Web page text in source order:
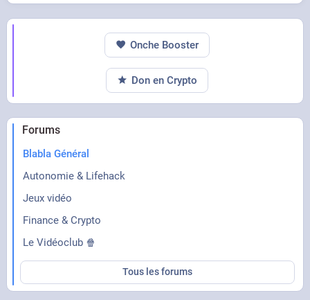
Forums
Blabla Général
Autonomie & Lifehack
Jeux vidéo
Finance & Crypto
Le Vidéoclub 🍿
Tous les forums
Onche Booster
Don en Crypto